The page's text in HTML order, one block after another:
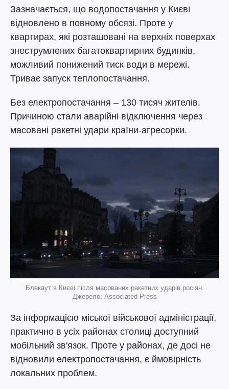
Зазначається, що водопостачання у Києві
відновлено в повному обсязі. Проте у
квартирах, які розташовані на верхніх поверхах
знеструмлених багатоквартирних будинків,
можливий понижений тиск води в мережі.
Триває запуск теплопостачання.
Без електропостачання – 130 тисяч жителів.
Причиною стали аварійні відключення через
масовані ракетні удари країни-агресорки.
Блекаут в Києві після масованих ракетних ударів росіян.
Джерело: Associated Press
За інформацією міської військової адміністрації,
практично в усіх районах столиці доступний
мобільний зв'язок. Проте у районах, де досі не
відновили електропостачання, є ймовірність
локальних проблем.